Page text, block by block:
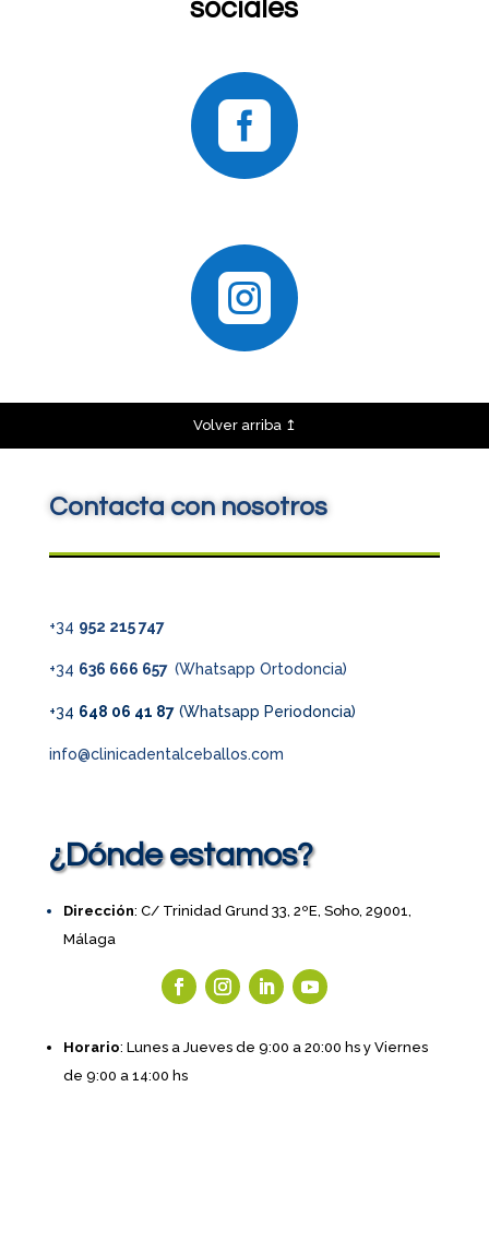
sociales


Volver arriba ↥
Contacta con nosotros
+34 952 215 747
+34 636 666 657 (Whatsapp Ortodoncia)
+34 648 06 41 87(Whatsapp Periodoncia)
info@clinicadentalceballos.com
¿Dónde estamos?
Dirección: C/ Trinidad Grund 33, 2ºE, Soho, 29001,
Málaga
Horario: Lunes a Jueves de 9:00 a 20:00 hs y Viernes
de 9:00 a 14:00 hs